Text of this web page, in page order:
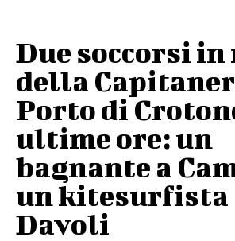
Due soccorsi in
della
Porto di
ultime ore: un
bagnante a
un kitesurfista
Davoli